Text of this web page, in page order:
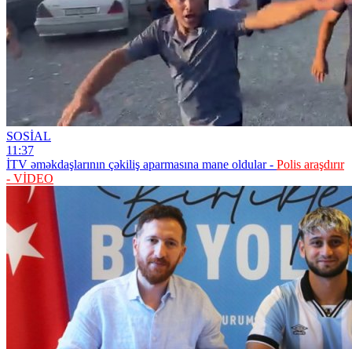
SOSİAL
11:37
İTV əməkdaşlarının çəkiliş aparmasına mane oldular - Polis araşdırır
- VİDEO